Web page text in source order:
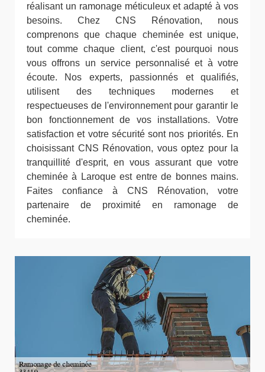
réalisant un ramonage méticuleux et adapté à vos
besoins. Chez CNS Rénovation, nous
comprenons que chaque cheminée est unique,
tout comme chaque client, c'est pourquoi nous
vous offrons un service personnalisé et à votre
écoute. Nos experts, passionnés et qualifiés,
utilisent des techniques modernes et
respectueuses de l'environnement pour garantir le
bon fonctionnement de vos installations. Votre
satisfaction et votre sécurité sont nos priorités. En
choisissant CNS Rénovation, vous optez pour la
tranquillité d'esprit, en vous assurant que votre
cheminée à Laroque est entre de bonnes mains.
Faites confiance à CNS Rénovation, votre
partenaire de proximité en ramonage de
cheminée.